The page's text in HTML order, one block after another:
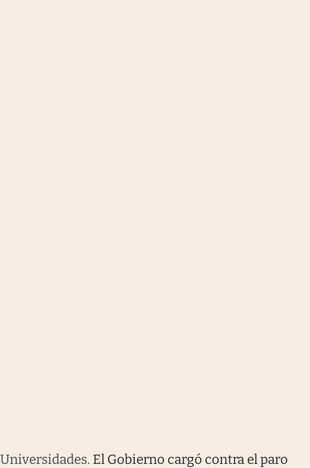
Universidades. El Gobierno cargó contra el paro